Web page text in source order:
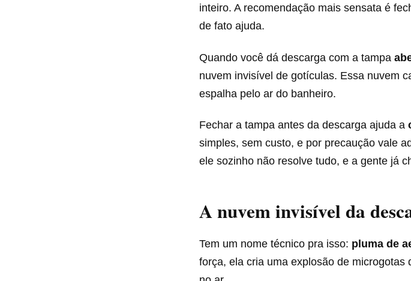
inteiro. A recomendação mais sensata é
de fato ajuda.
Quando você dá descarga com a tampa
nuvem invisível de gotículas. Essa nuvem
espalha pelo ar do banheiro.
Fechar a tampa antes da descarga ajuda a
simples, sem custo, e por precaução vale
ele sozinho não resolve tudo, e a gente já
A nuvem invisível da
Tem um nome técnico pra isso: pluma de
força, ela cria uma explosão de